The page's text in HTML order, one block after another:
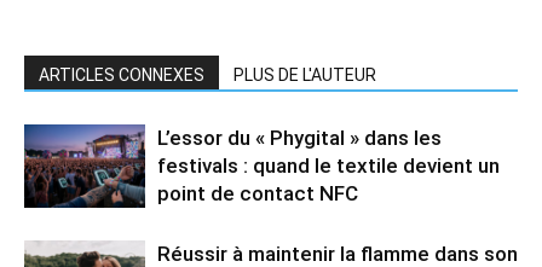
ARTICLES CONNEXES PLUS DE L'AUTEUR
L’essor du « Phygital » dans les
festivals : quand le textile devient un
point de contact NFC
Réussir à maintenir la flamme dans son